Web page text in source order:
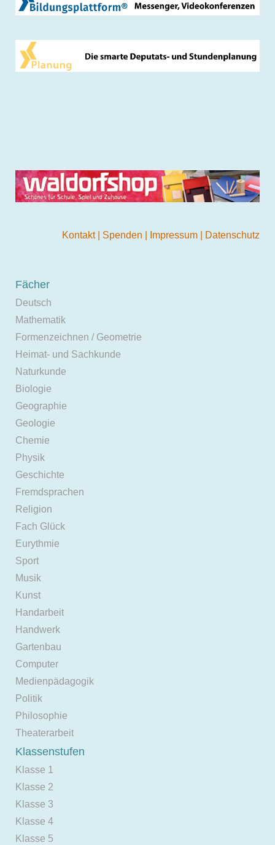
Kontakt Spenden Impressum Datenschutz
Fächer
Deutsch
Mathematik
Formenzeichnen / Geometrie
Heimat- und Sachkunde
Naturkunde
Biologie
Geographie
Geologie
Chemie
Physik
Geschichte
Fremdsprachen
Religion
Fach Glück
Eurythmie
Sport
Musik
Kunst
Handarbeit
Handwerk
Gartenbau
Computer
Medienpädagogik
Politik
Philosophie
Theaterarbeit
Klassenstufen
Klasse 1
Klasse 2
Klasse 3
Klasse 4
Klasse 5